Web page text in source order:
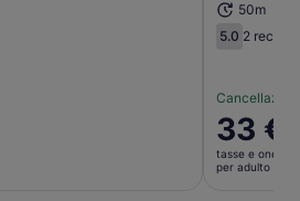
50m
5.05.0 su 10
2
Il
prezzo
è
33 €
tasse e oneri
per adulto